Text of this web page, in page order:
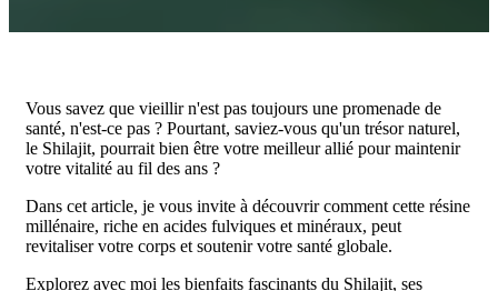
Vous savez que vieillir n'est pas toujours une promenade de
santé, n'est-ce pas ? Pourtant, saviez-vous qu'un trésor naturel,
le Shilajit, pourrait bien être votre meilleur allié pour maintenir
votre vitalité au fil des ans ?
Dans cet article, je vous invite à découvrir comment cette résine
millénaire, riche en acides fulviques et minéraux, peut
revitaliser votre corps et soutenir votre santé globale.
Explorez avec moi les bienfaits fascinants du Shilajit, ses